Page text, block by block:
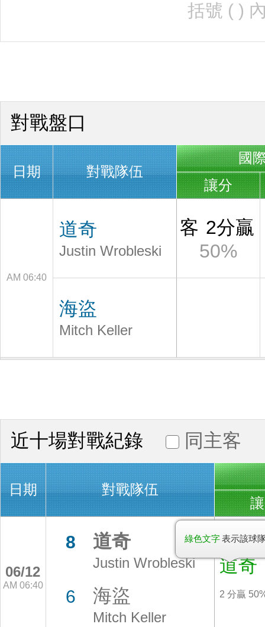
括號 ( )
對戰盤口
日期 對戰隊伍
國
讓分
AM 06:40
道奇
Justin Wrobleski
客 2分贏
50%
海盜
Mitch Keller
近十場對戰紀錄 同主客
日期
對戰隊伍
06/12
AM 06:40
8 道奇
Justin Wrobleski
6 海盜
Mitch Keller
道奇
2 分贏
綠色文字表示該球